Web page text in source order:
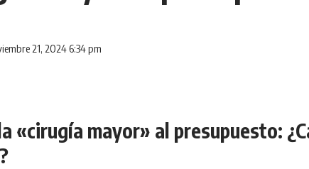
21, 2024 6:34 pm
«cirugía mayor» al presupuesto: